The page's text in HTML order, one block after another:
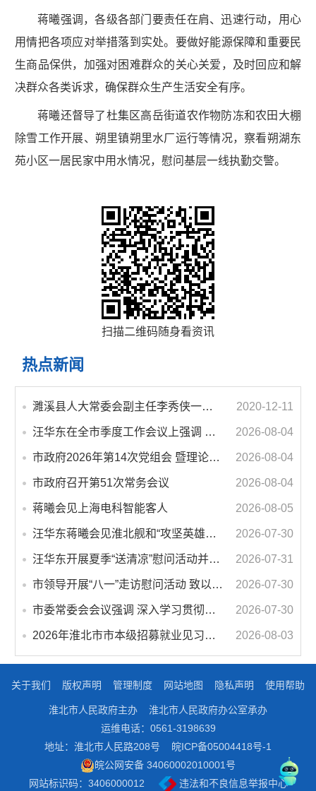
蒋曦强调，各级各部门要责任在肩、迅速行动，用心
用情把各项应对举措落到实处。要做好能源保障和重要民
生商品保供，加强对困难群众的关心关爱，及时回应和解
决群众各类诉求，确保群众生产生活安全有序。
蒋曦还督导了杜集区高岳街道农作物防冻和农田大棚
除雪工作开展、朔里镇朔里水厂运行等情况，察看朔湖东
苑小区一居民家中用水情况，慰问基层一线执勤交警。
扫描二维码随身看资讯
热点新闻
濉溪县人大常委会副主任李秀侠一行调研城乡客运一体化和治超工作 2020-12-11
汪华东在全市季度工作会议上强调 锚定打好“三仗”任务和年度预期目标不动摇 在全市上下掀起比学赶超争先进位的攻坚热潮 2026-08-04
市政府2026年第14次党组会 暨理论学习中心组学习会议召开 蒋曦主持会议并讲话 2026-08-04
市政府召开第51次常务会议 2026-08-04
蒋曦会见上海电科智能客人 2026-08-05
汪华东蒋曦会见淮北舰和“攻坚英雄连”官兵代表 2026-07-30
汪华东开展夏季“送清凉”慰问活动并调研专门教育工作 落实落细防暑降温措施 用心用情关爱一线职工 2026-07-31
市领导开展“八一”走访慰问活动 致以节日问候 畅叙鱼水深情 2026-07-30
市委常委会会议强调 深入学习贯彻习近平总书记重要讲话指示精神 高质量推进城市更新 不断提升本质安全水平 汪华东主持会议 2026-07-30
2026年淮北市市本级招募就业见习人员公告 2026-08-03
关于我们 版权声明 管理制度 网站地图 隐私声明 使用帮助
淮北市人民政府主办
淮北市人民政府办公室承办
运维电话：0561-3198639
地址：淮北市人民路208号
皖ICP备05004418号-1
皖公网安备 34060002010001号
网站标识码：3406000012
违法和不良信息举报中心